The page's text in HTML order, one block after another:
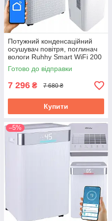
Потужний конденсаційний
осушувач повітря, поглинач
вологи Ruhhy Smart WiFi 200
Вт Об'єм 2 л продуктивність
12 л/день (26497)
Готово до відправки
7 296 ₴ 7 680 ₴
Купити
–5%